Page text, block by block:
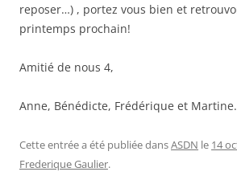
reposer…) , portez vous bien et
printemps prochain!
Amitié de nous 4,
Anne, Bénédicte, Frédérique et Martine.
Cette entrée a été publiée dansASDN le 14
Frederique Gaulier.